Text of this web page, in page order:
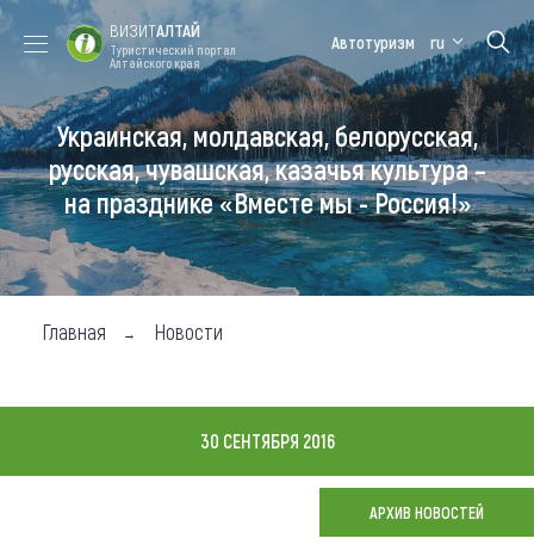
Форум VISIT
ALTAI
Цветение
маральника
Медицинский
форум
Алтайская
зимовка
Туры
Где побывать
Чем заняться
Карта
ВИЗИТАЛТАЙ
Туристический портал
Алтайского края
Автотуризм ru
Украинская, молдавская, белорусская,
русская, чувашская, казачья культура –
на празднике «Вместе мы - Россия!»
Главная Новости
30 СЕНТЯБРЯ 2016
АРХИВ НОВОСТЕЙ